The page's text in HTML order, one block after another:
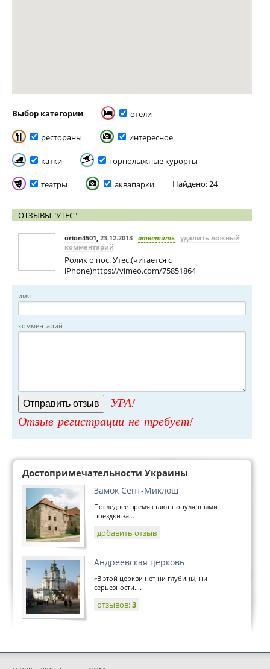
Выбор категории отели
рестораны интересное
катки горнолыжные курорты
театры аквапарки Найдено: 24
ОТЗЫВЫ "УТЕС"
orion4501, 23.12.2013 ответить удалить ложный
комментарий
Ролик о пос. Утес.(читается с
iPhone)https://vimeo.com/75851864
имя
комментарий
УРА!
Отзыв регистрации не требует!
Достопримечательности Украины
Замок Сент-Миклош
Последнее время стают популярными
поездки за...
добавить отзыв
Андреевская церковь
«В этой церкви нет ни глубины, ни
серьезности....
отзывов:3